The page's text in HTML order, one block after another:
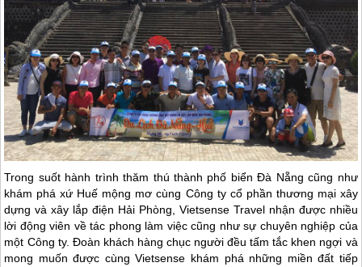
Trong suốt hành trình thăm thú thành phố biểnĐà Nẵng cũng như
khám phá xứ Huế mộng mơ cùng Công ty cổ phần thương mại xây
dựng và xây lắp điện Hải Phòng, Vietsense Travel nhận được nhiều
lời động viên về tác phong làm việc cũng như sự chuyên nghiệp của
một Công ty. Đoàn khách hàng chục người đều tấm tắc khen ngợi và
mong muốn được cùng Vietsense khám phá những miền đất tiếp